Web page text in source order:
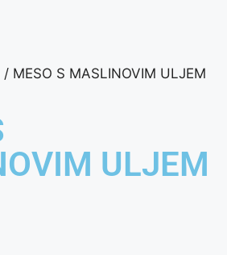
/ MESO S MASLINOVIM ULJEM
ULJEM